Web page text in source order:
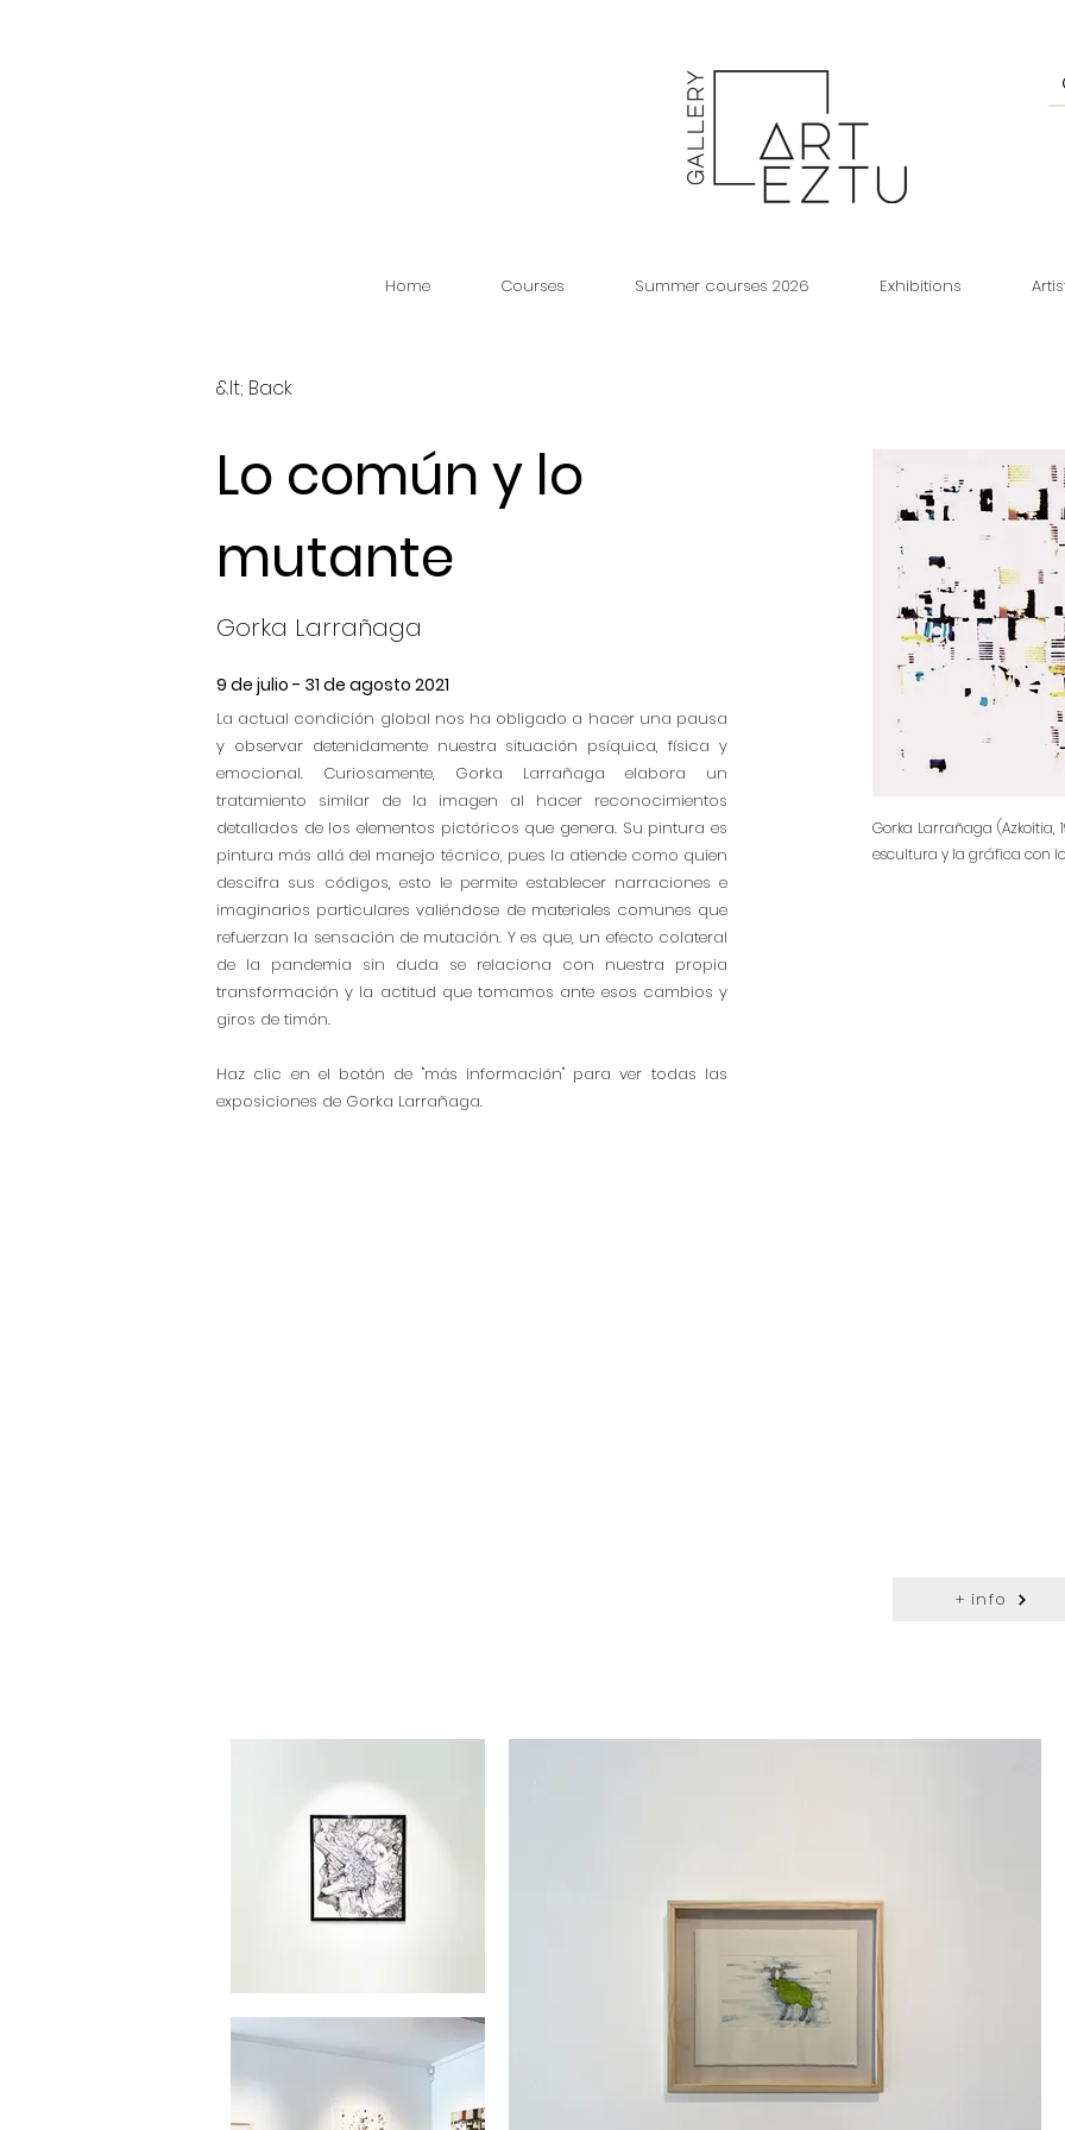
Home Courses Summer courses 2026 Exhibitions
&lt; Back
Lo común y lo
mutante
Gorka Larrañaga
9 de julio - 31 de agosto 2021
La actual condición global nos ha obligado a hacer una pausa
y observar detenidamente nuestra situación psíquica, física y
emocional. Curiosamente, Gorka Larrañaga elabora un
tratamiento similar de la imagen al hacer reconocimientos
detallados de los elementos pictóricos que genera. Su pintura es
pintura más allá del manejo técnico, pues la atiende como quien
descifra sus códigos, esto le permite establecer narraciones e
imaginarios particulares valiéndose de materiales comunes que
refuerzan la sensación de mutación. Y es que, un efecto colateral
de la pandemia sin duda se relaciona con nuestra propia
transformación y la actitud que tomamos ante esos cambios y
giros de timón.
Haz clic en el botón de "más información" para ver todas las
exposiciones de Gorka Larrañaga.
Gorka Larrañaga (Azkoitia,
escultura y la gráfica con
+ info